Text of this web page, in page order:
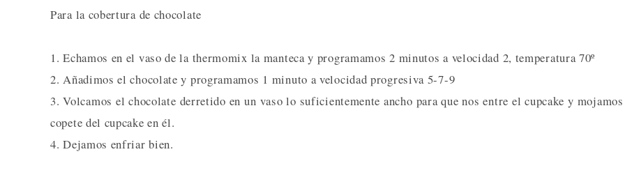
Para la cobertura de chocolate
1. Echamos en el vaso de la thermomix la manteca y programamos 2 minutos a velocidad 2, temperatura 70º
2. Añadimos el chocolate y programamos 1 minuto a velocidad progresiva 5-7-9
3. Volcamos el chocolate derretido en un vaso lo suficientemente ancho para que nos entre el cupcake y
copete del cupcake en él.
4. Dejamos enfriar bien.